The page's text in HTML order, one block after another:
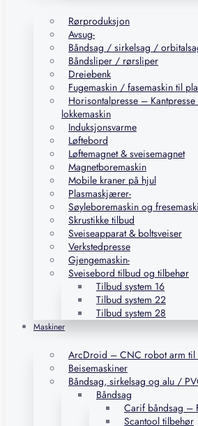
Rørproduksjon
Avsug-
Båndsag / sirkelsag /
Båndsliper / rørsliper
Dreiebenk
Fugemaskin / fasemaskin til
Horisontalpresse –
lokkemaskin
Induksjonsvarme
Løftebord
Løftemagnet & sveisemagnet
Magnetboremaskin
Mobile kraner på hjul
Plasmaskjærer-
Søyleboremaskin og
Skrustikke tilbud
Sveiseapparat & boltsveiser
Verkstedpresse
Gjengemaskin-
Sveisebord tilbud og tilbehør
Tilbud system 16
Tilbud system 22
Tilbud system 28
Maskiner
ArcDroid – CNC robot arm til
Beisemaskiner
Båndsag, sirkelsag og alu /
Båndsag
Carif båndsag –
Scantool tilbehør